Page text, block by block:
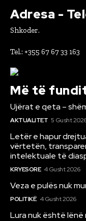
Adresa -
Shkoder.
Tel.: +355 67 67 33 163
Më të
Ujërat e qeta –
AKTUALITET 5 Gusht
Letër e hapur
vërtetën,
intelektuale të
KRYESORE 4 Gusht 2026
Veza e pulës nuk
POLITIKË 4 Gusht 2026
Lura nuk është lënë